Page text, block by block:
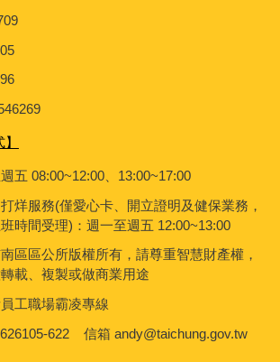
五 08:00~12:00、13:00~17:00
烊服務(僅愛心卡、開立證明及健保業務，
時間受理)：週一至週五 12:00~13:00
區區公所版權所有，請尊重智慧財產權，
載、複製或做商業用途
工職場霸凌專線
622 信箱 andy@taichung.gov.tw